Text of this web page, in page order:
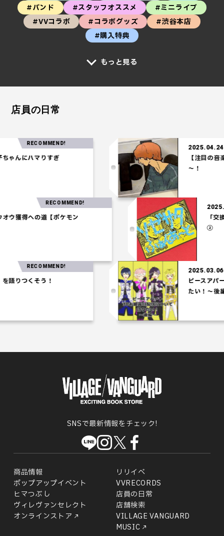
#バンド
#スタッフオススメ
#ミニライブ
#VVコラボ
#コラボグッズ
#渋谷本店
#購入特典
もっと見る
店員の日常
マりすぎ
2025.04.24
【注目の音楽】「
～！
パ】ホウオウ獲得への道【ポケモン
RECOMMEND!
そう！
2025.03.06
ピースアパート3Dお
たい！～後編～
SNSで最新情報をチェック!
商品情報
リリイベ
ポップアップイベント
VVRECORDS
ヒマつぶし
店員の日常
ヴィレヴァンセレクト
店舗検索
オンラインストア
VILLAGE VANGUARD
MUSIC